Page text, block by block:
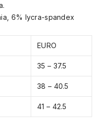
6% lycra-spandex
EURO
35 – 37.5
38 – 40.5
41 – 42.5